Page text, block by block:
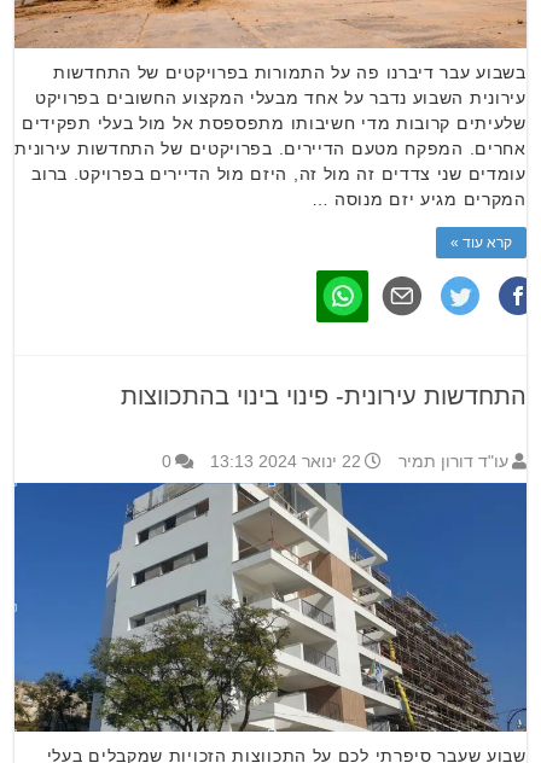
בשבוע עבר דיברנו פה על התמורות בפרויקטים של התחדשות
עירונית השבוע נדבר על אחד מבעלי המקצוע החשובים בפרויקט
שלעיתים קרובות מדי חשיבותו מתפספסת אל מול בעלי תפקידים
אחרים. המפקח מטעם הדיירים. בפרויקטים של התחדשות עירונית
עומדים שני צדדים זה מול זה, היזם מול הדיירים בפרויקט. ברוב
המקרים מגיע יזם מנוסה …
קרא עוד »
התחדשות עירונית- פינוי בינוי בהתכווצות
עו"ד דורון תמיר 22 ינואר 2024 13:13 0
שבוע שעבר סיפרתי לכם על התכווצות הזכויות שמקבלים בעלי